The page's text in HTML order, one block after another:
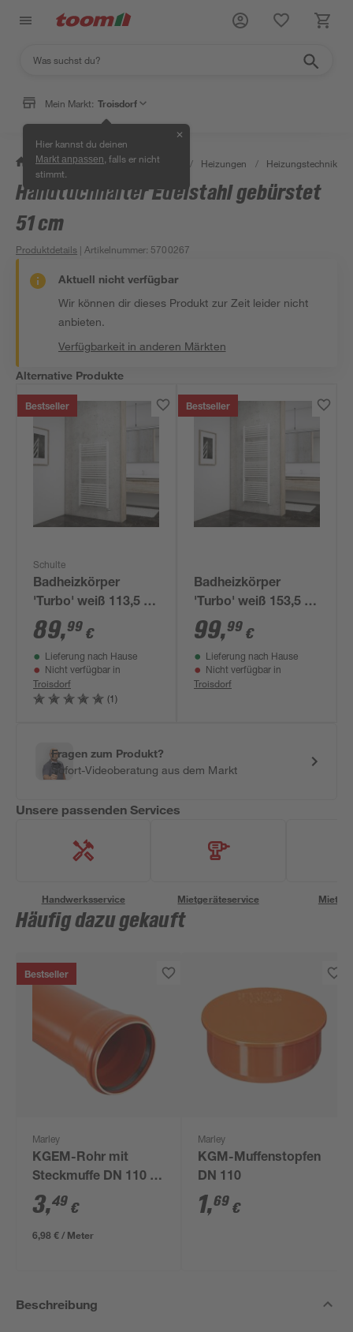
Mein Markt: Troisdorf
Hier kannst du deinen
Markt anpassen , falls er nicht
stimmt.
✕
/ Bauen & Renovieren / Heizen / Heizungen / Heizungstechnik &
Handtuchhalter Edelstahl gebürstet
51 cm
Produktdetails | Artikelnummer: 5700267
Aktuell nicht verfügbar
Wir können dir dieses Produkt zur Zeit leider nicht
anbieten.
Verfügbarkeit in anderen Märkten
Alternative Produkte
Bestseller
Schulte
Badheizkörper
'Turbo' weiß 113,5 x
60 cm
89,99 €
Lieferung nach Hause
Nicht verfügbar in
Troisdorf
(1)
Bestseller
Badheizkörper
'Turbo' weiß 153,5 x
60 cm
99,99 €
Lieferung nach Hause
Nicht verfügbar in
Troisdorf
Fragen zum Produkt?
Sofort-Videoberatung aus dem Markt
Unsere passenden Services
Handwerksservice Mietgeräteservice
Häufig dazu gekauft
Bestseller
Marley
KGEM-Rohr mit
Steckmuffe DN 110 50
cm
3,49 €
6,98 € / Meter
Marley
KGM-Muffenstopfen
DN 110
1,69 €
Beschreibung